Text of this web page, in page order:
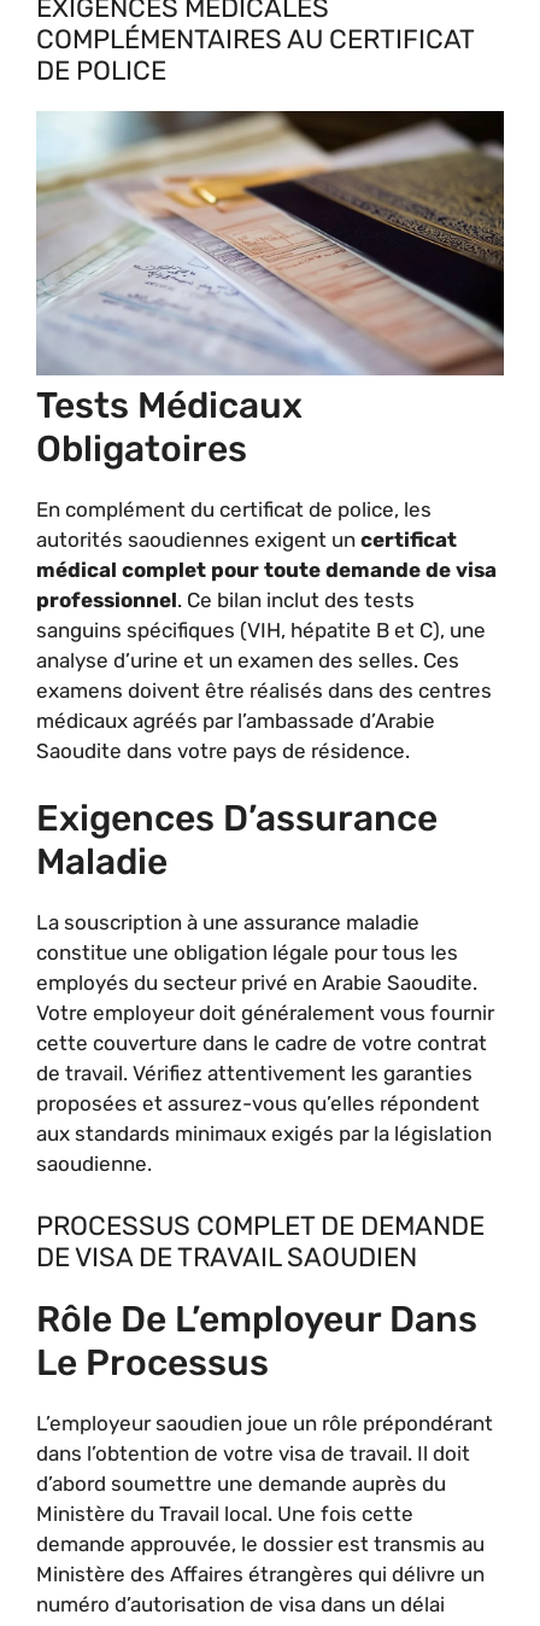
EXIGENCES MÉDICALES
COMPLÉMENTAIRES AU CERTIFICAT
DE POLICE
Tests Médicaux
Obligatoires
En complément du certificat de police, les
autorités saoudiennes exigent un certificat
médical complet pour toute demande de visa
professionnel. Ce bilan inclut des tests
sanguins spécifiques (VIH, hépatite B et C), une
analyse d’urine et un examen des selles. Ces
examens doivent être réalisés dans des centres
médicaux agréés par l’ambassade d’Arabie
Saoudite dans votre pays de résidence.
Exigences D’assurance
Maladie
La souscription à une assurance maladie
constitue une obligation légale pour tous les
employés du secteur privé en Arabie Saoudite.
Votre employeur doit généralement vous fournir
cette couverture dans le cadre de votre contrat
de travail. Vérifiez attentivement les garanties
proposées et assurez-vous qu’elles répondent
aux standards minimaux exigés par la législation
saoudienne.
PROCESSUS COMPLET DE DEMANDE
DE VISA DE TRAVAIL SAOUDIEN
Rôle De L’employeur Dans
Le Processus
L’employeur saoudien joue un rôle prépondérant
dans l’obtention de votre visa de travail. Il doit
d’abord soumettre une demande auprès du
Ministère du Travail local. Une fois cette
demande approuvée, le dossier est transmis au
Ministère des Affaires étrangères qui délivre un
numéro d’autorisation de visa dans un délai